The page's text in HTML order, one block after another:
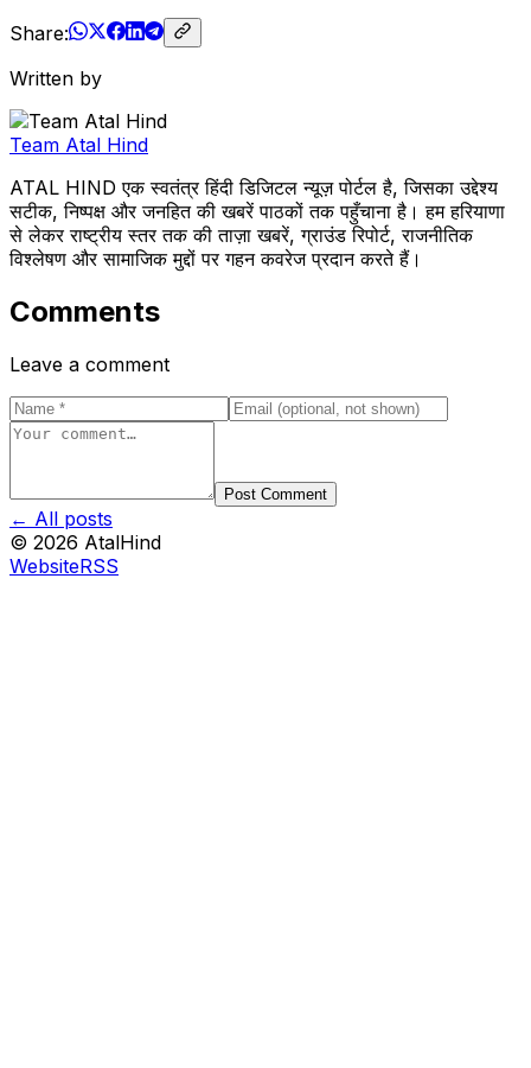
Share:
Written by
Team Atal Hind
ATAL HIND एक स्वतंत्र हिंदी डिजिटल न्यूज़ पोर्टल है, जिसका उद्देश्य
सटीक, निष्पक्ष और जनहित की खबरें पाठकों तक पहुँचाना है। हम हरियाणा
से लेकर राष्ट्रीय स्तर तक की ताज़ा खबरें, ग्राउंड रिपोर्ट, राजनीतिक
विश्लेषण और सामाजिक मुद्दों पर गहन कवरेज प्रदान करते हैं।
Comments
Leave a comment
Post Comment
← All posts
© 2026 AtalHind
WebsiteRSS